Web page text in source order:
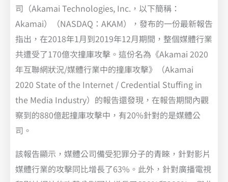
司（Akamai Technologies, Inc.，以下簡稱：
Akamai）（NASDAQ：AKAM），發布的一份最新報告
指出，在2018年1月到2019年12月期間，整個媒體行業
共遭受了170億次撞庫攻擊。這份名為《Akamai 2020
年互聯網狀況/媒體行業中的撞庫攻擊》（Akamai
2020 State of the Internet / Credential Stuffing in
the Media Industry）的報告還發現，在報告期間內觀
察到的880億起撞庫攻擊中，有20%針對的是媒體公
司。
該報告顯示，媒體公司備受犯罪分子的青睞，針對影片
媒體行業的攻擊同比增長了63%。此外，針對廣播電視